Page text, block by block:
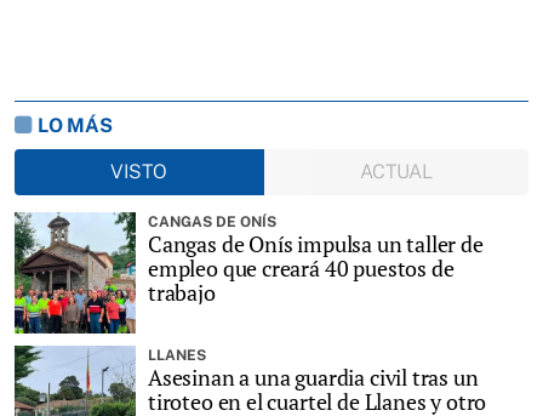
LO MÁS
VISTO
ACTUAL
CANGAS DE ONÍS
Cangas de Onís impulsa un taller de
empleo que creará 40 puestos de
trabajo
LLANES
Asesinan a una guardia civil tras un
tiroteo en el cuartel de Llanes y otro